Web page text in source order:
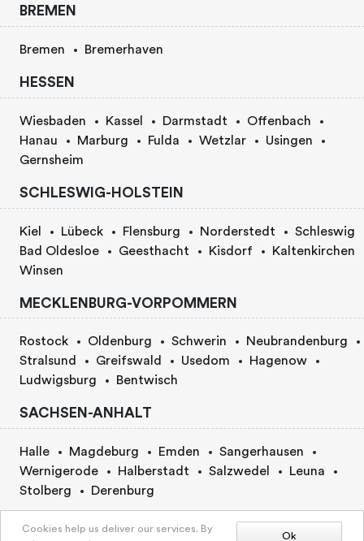
BREMEN
Bremen Bremerhaven
HESSEN
Wiesbaden Kassel Darmstadt
Offenbach
Hanau
Marburg Fulda Wetzlar
Usingen
Gernsheim
SCHLESWIG-HOLSTEIN
Kiel Lübeck Flensburg Norderstedt
Schleswig
Bad Oldesloe
Geesthacht Kisdorf
Kaltenkirchen
Winsen
MECKLENBURG-VORPOMMERN
Rostock Oldenburg Schwerin
Neubrandenburg
Stralsund
Greifswald Usedom
Hagenow
Ludwigsburg
Bentwisch
SACHSEN-ANHALT
Halle Magdeburg Emden
Sangerhausen
Wernigerode
Halberstadt Salzwedel
Leuna
Stolberg
Derenburg
BERLIN
Ok
Cookies help us deliver our services. By